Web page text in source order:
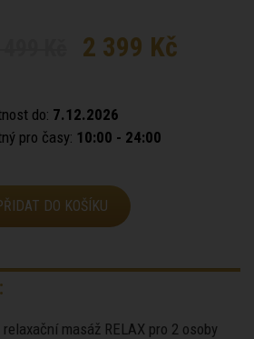
2 399 Kč
do: 7.12.2026
pro časy: 10:00 - 24:00
DO KOŠÍKU
masáž RELAX pro 2 osoby